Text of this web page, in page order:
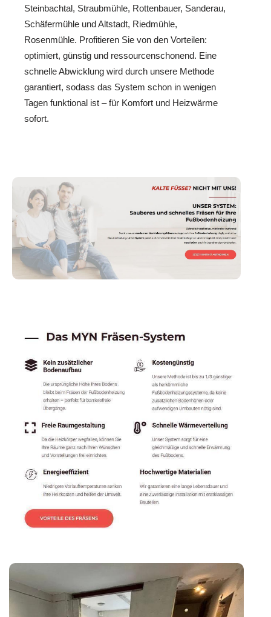
Steinbachtal, Straubmühle, Rottenbauer, Sanderau,
Schäfermühle und Altstadt, Riedmühle,
Rosenmühle. Profitieren Sie von den Vorteilen:
optimiert, günstig und ressourcenschonend. Eine
schnelle Abwicklung wird durch unsere Methode
garantiert, sodass das System schon in wenigen
Tagen funktional ist – für Komfort und Heizwärme
sofort.